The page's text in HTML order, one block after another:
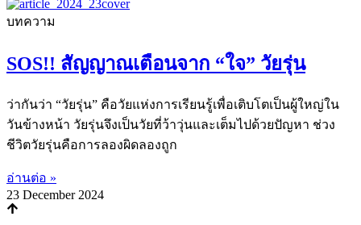
บทความ
SOS!! สัญญาณเตือนจาก “ใจ” วัยรุ่น
ว่ากันว่า “วัยรุ่น” คือวัยแห่งการเรียนรู้เพื่อเติบโตเป็นผู้ใหญ่ใน
วันข้างหน้า วัยรุ่นจึงเป็นวัยที่ว้าวุ่นและเต็มไปด้วยปัญหา ช่วง
ชีวิตวัยรุ่นคือการลองผิดลองถูก
อ่านต่อ »
23 December 2024